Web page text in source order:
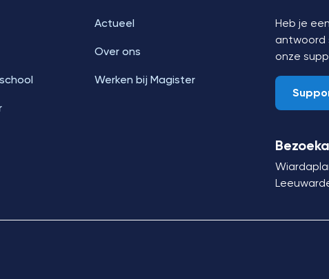
Actueel
Over ons
Werken bij Magister
Heb je
antwoord
onze